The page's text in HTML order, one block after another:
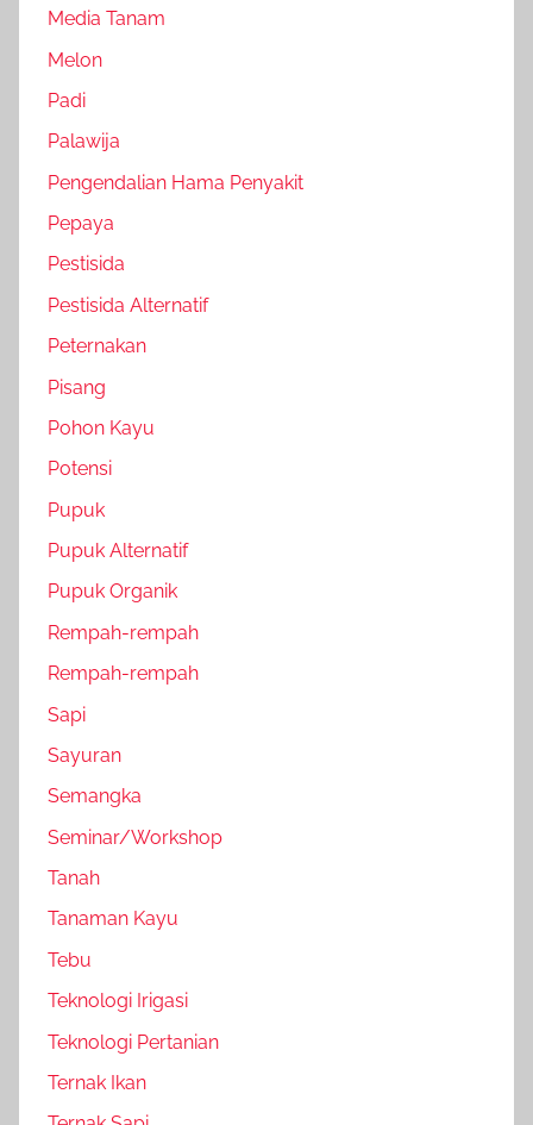
Media Tanam
Melon
Padi
Palawija
Pengendalian Hama Penyakit
Pepaya
Pestisida
Pestisida Alternatif
Peternakan
Pisang
Pohon Kayu
Potensi
Pupuk
Pupuk Alternatif
Pupuk Organik
Rempah-rempah
Rempah-rempah
Sapi
Sayuran
Semangka
Seminar/Workshop
Tanah
Tanaman Kayu
Tebu
Teknologi Irigasi
Teknologi Pertanian
Ternak Ikan